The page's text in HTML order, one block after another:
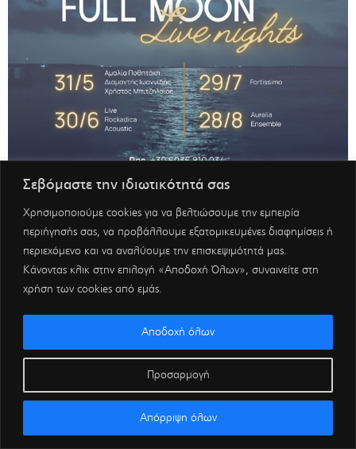
Σεβόμαστε την ιδιωτικότητά σας
Χρησιμοποιούμε cookies για να βελτιώσουμε την εμπειρία
περιήγησής σας, να προβάλλουμε εξατομικευμένες διαφημίσεις ή
περιεχόμενο και να αναλύουμε την επισκεψιμότητά μας.
Κάνοντας κλικ στην επιλογή «Αποδοχή Όλων», συναινείτε στη
χρήση των cookies από εμάς.
Προσαρμογή
Απόρριψη όλων
Αποδοχή όλων